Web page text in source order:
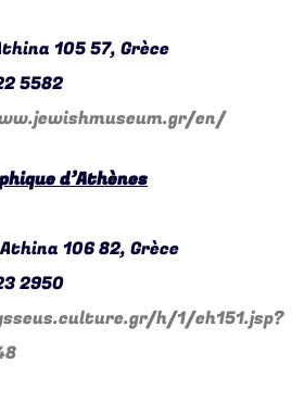
105 57, Grèce
5582
en/
d’Athènes
106 82, Grèce
2950
h/1/eh151.jsp?